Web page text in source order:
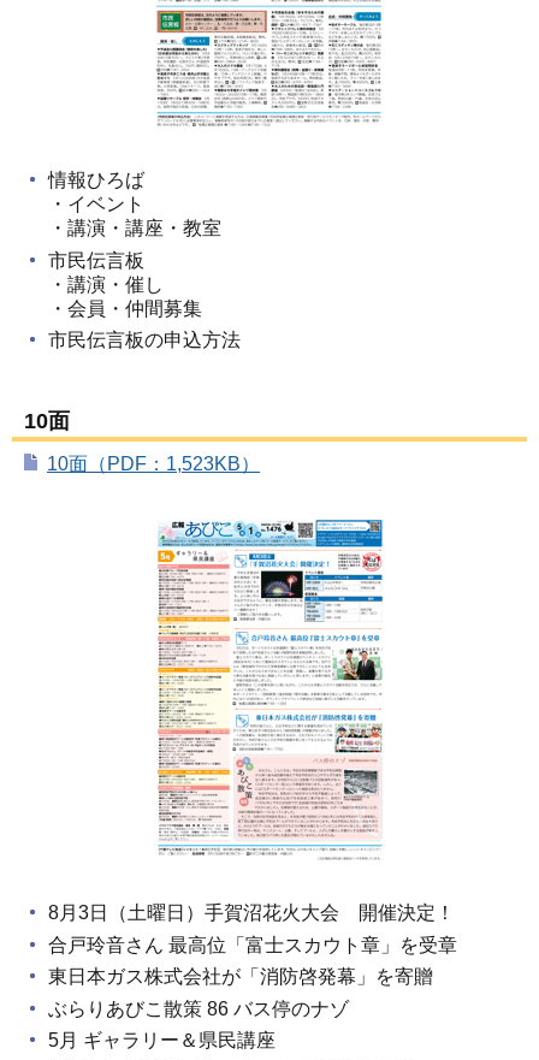
情報ひろば
・イベント
・講演・講座・教室
市民伝言板
・講演・催し
・会員・仲間募集
市民伝言板の申込方法
10面
10面（PDF：1,523KB）
8月3日（土曜日）手賀沼花火大会 開催決定！
合戸玲音さん 最高位「富士スカウト章」を受章
東日本ガス株式会社が「消防啓発幕」を寄贈
ぶらりあびこ散策 86 バス停のナゾ
5月 ギャラリー＆県民講座